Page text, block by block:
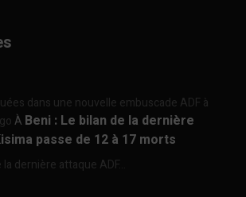
dans une nouvelle embuscade ADF à
À Beni : Le bilan de la dernière
passe de 12 à 17 morts
dernière attaque ADF...